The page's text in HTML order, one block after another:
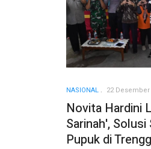
NASIONAL 22 Desember
Novita Hardini
Sarinah',
Pupuk di